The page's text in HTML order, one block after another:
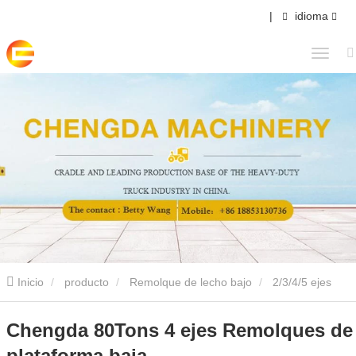
| idioma
Inicio producto Remolque de lecho bajo 2/3/4/5 ejes
Chengda 80Tons 4 ejes Remolques de